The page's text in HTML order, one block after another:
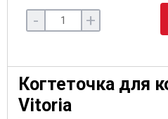
- +
Когтеточка для
Vitoria